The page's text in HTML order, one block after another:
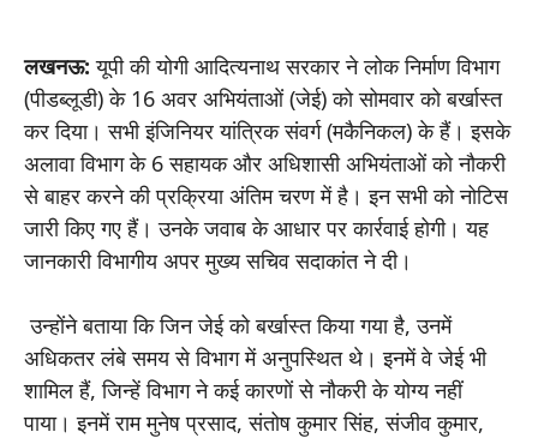
लखनऊ:यूपी की योगी आदित्यनाथ सरकार ने लोक निर्माण विभाग
(पीडब्लूडी) के 16 अवर अभियंताओं (जेई) को सोमवार को बर्खास्त
कर दिया। सभी इंजिनियर यांत्रिक संवर्ग (मकैनिकल) के हैं। इसके
अलावा विभाग के 6 सहायक और अधिशासी अभियंताओं को नौकरी
से बाहर करने की प्रक्रिया अंतिम चरण में है। इन सभी को नोटिस
जारी किए गए हैं। उनके जवाब के आधार पर कार्रवाई होगी। यह
जानकारी विभागीय अपर मुख्य सचिव सदाकांत ने दी।
उन्होंने बताया कि जिन जेई को बर्खास्त किया गया है, उनमें
अधिकतर लंबे समय से विभाग में अनुपस्थित थे। इनमें वे जेई भी
शामिल हैं, जिन्हें विभाग ने कई कारणों से नौकरी के योग्य नहीं
पाया। इनमें राम मुनेष प्रसाद, संतोष कुमार सिंह, संजीव कुमार,